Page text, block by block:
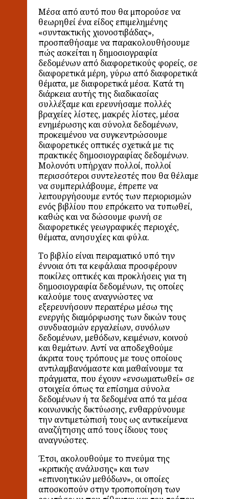
Μέσα από αυτό που θα μπορούσε να
θεωρηθεί ένα είδος επιμελημένης
«συντακτικής χιονοστιβάδας»,
προσπαθήσαμε να παρακολουθήσουμε
πώς ασκείται η δημοσιογραφία
δεδομένων από διαφορετικούς φορείς, σε
διαφορετικά μέρη, γύρω από διαφορετικά
θέματα, με διαφορετικά μέσα. Κατά τη
διάρκεια αυτής της διαδικασίας
συλλέξαμε και ερευνήσαμε πολλές
βραχείες λίστες, μακρές λίστες, μέσα
ενημέρωσης και σύνολα δεδομένων,
προκειμένου να συγκεντρώσουμε
διαφορετικές οπτικές σχετικά με τις
πρακτικές δημοσιογραφίας δεδομένων.
Μολονότι υπήρχαν πολλοί, πολλοί
περισσότεροι συντελεστές που θα θέλαμε
να συμπεριλάβουμε, έπρεπε να
λειτουργήσουμε εντός των περιορισμών
ενός βιβλίου που επρόκειτο να τυπωθεί,
καθώς και να δώσουμε φωνή σε
διαφορετικές γεωγραφικές περιοχές,
θέματα, ανησυχίες και φύλα.
Το βιβλίο είναι πειραματικό υπό την
έννοια ότι τα κεφάλαια προσφέρουν
ποικίλες οπτικές και προκλήσεις για τη
δημοσιογραφία δεδομένων, τις οποίες
καλούμε τους αναγνώστες να
εξερευνήσουν περαιτέρω μέσω της
ενεργής διαμόρφωσης των δικών τους
συνδυασμών εργαλείων, συνόλων
δεδομένων, μεθόδων, κειμένων, κοινού
και θεμάτων. Αντί να αποδεχθούμε
άκριτα τους τρόπους με τους οποίους
αντιλαμβανόμαστε και μαθαίνουμε τα
πράγματα, που έχουν «ενσωματωθεί» σε
στοιχεία όπως τα επίσημα σύνολα
δεδομένων ή τα δεδομένα από τα μέσα
κοινωνικής δικτύωσης, ενθαρρύνουμε
την αντιμετώπισή τους ως αντικείμενα
αναζήτησης από τους ίδιους τους
αναγνώστες.
Έτσι, ακολουθούμε το πνεύμα της
«κριτικής ανάλυσης» και των
«επινοητικών μεθόδων», οι οποίες
αποσκοπούν στην τροποποίηση των